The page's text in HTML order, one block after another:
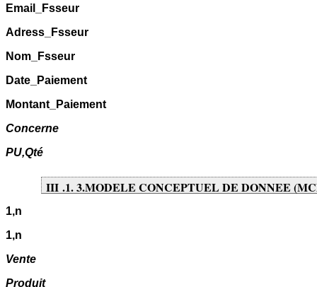
Email_Fsseur
Adress_Fsseur
Nom_Fsseur
Date_Paiement
Montant_Paiement
Concerne
PU,Qté
III .1. 3.MODELE CONCEPTUEL DE DONNEE
1,n
1,n
Vente
Produit